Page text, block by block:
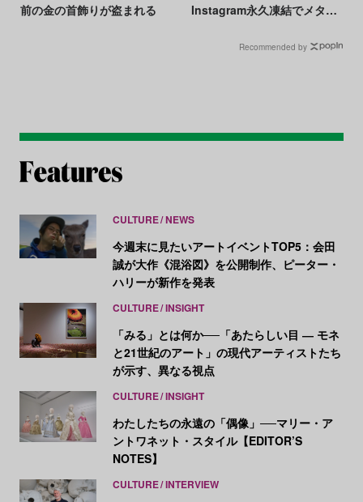
前の金の首飾りが盗まれる
Instagram永久凍結でメタに
Recommended by
CULTURE NEWS
今週末に見たいアートイベントTOP5：会田
誠が大作《混浴図》を公開制作、ピーター・
ハリーが新作を発表
CULTURE INSIGHT
「みる」とは何か──「あたらしい目 ― モネ
と21世紀のアート」の現代アーティストたち
が示す、異なる視点
CULTURE INSIGHT
わたしたちの永遠の「偶像」──マリー・ア
ントワネット・スタイル【EDITOR’S
NOTES】
CULTURE INTERVIEW